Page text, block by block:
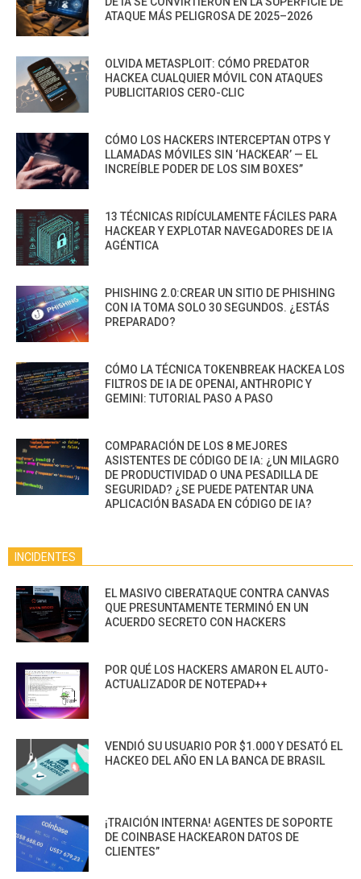
ATAQUE MÁS PELIGROSA DE 2025–2026
OLVIDA METASPLOIT: CÓMO PREDATOR
HACKEA CUALQUIER MÓVIL CON ATAQUES
PUBLICITARIOS CERO-CLIC
CÓMO LOS HACKERS INTERCEPTAN OTPS Y
LLAMADAS MÓVILES SIN ‘HACKEAR’ — EL
INCREÍBLE PODER DE LOS SIM BOXES”
13 TÉCNICAS RIDÍCULAMENTE FÁCILES PARA
HACKEAR Y EXPLOTAR NAVEGADORES DE IA
AGÉNTICA
PHISHING 2.0:CREAR UN SITIO DE PHISHING
CON IA TOMA SOLO 30 SEGUNDOS. ¿ESTÁS
PREPARADO?
CÓMO LA TÉCNICA TOKENBREAK HACKEA LOS
FILTROS DE IA DE OPENAI, ANTHROPIC Y
GEMINI: TUTORIAL PASO A PASO
COMPARACIÓN DE LOS 8 MEJORES
ASISTENTES DE CÓDIGO DE IA: ¿UN MILAGRO
DE PRODUCTIVIDAD O UNA PESADILLA DE
SEGURIDAD? ¿SE PUEDE PATENTAR UNA
APLICACIÓN BASADA EN CÓDIGO DE IA?
INCIDENTES
EL MASIVO CIBERATAQUE CONTRA CANVAS
QUE PRESUNTAMENTE TERMINÓ EN UN
ACUERDO SECRETO CON HACKERS
POR QUÉ LOS HACKERS AMARON EL AUTO-
ACTUALIZADOR DE NOTEPAD++
VENDIÓ SU USUARIO POR $1.000 Y DESATÓ EL
HACKEO DEL AÑO EN LA BANCA DE BRASIL
¡TRAICIÓN INTERNA! AGENTES DE SOPORTE
DE COINBASE HACKEARON DATOS DE
CLIENTES”